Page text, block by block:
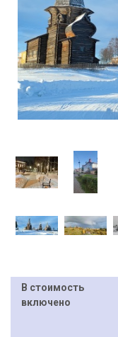
В стоимость
включено